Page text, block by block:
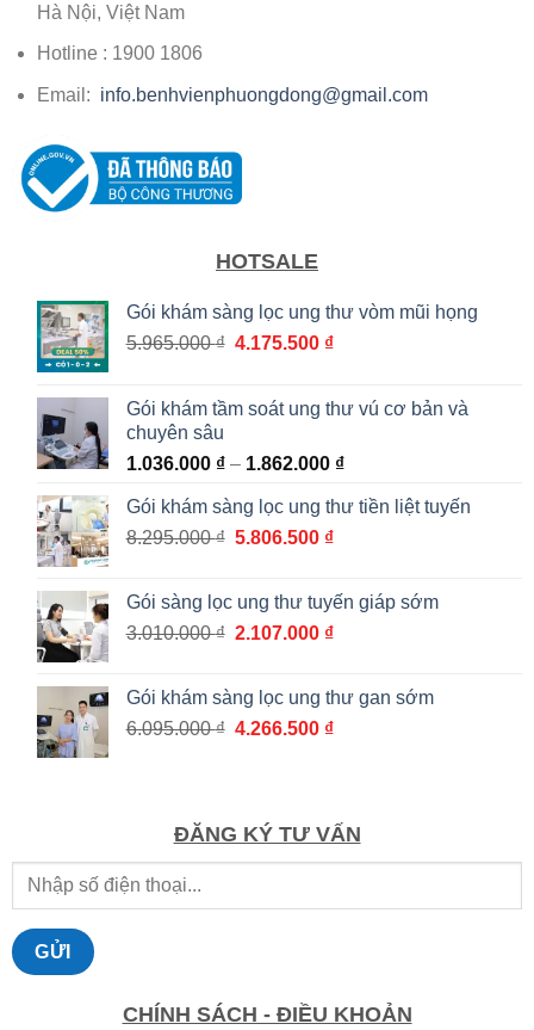
Hà Nội, Việt Nam
Hotline : 1900 1806
Email: info.benhvienphuongdong@gmail.com
HOTSALE
Gói khám sàng lọc ung thư vòm mũi họng
5.965.000₫ Giá
5.965.000 ₫.
4.175.500 ₫Giá
là:
Gói khám tầm soát ung thư vú cơ bản và
chuyên sâu
1.036.000 ₫ – 1.862.000 ₫Khoảng
từ
Gói khám sàng lọc ung thư tiền liệt tuyến
8.295.000₫ Giá
8.295.000 ₫.
5.806.500 ₫Giá
là:
5.806.500 ₫.
Gói sàng lọc ung thư tuyến giáp sớm
3.010.000₫ Giá
3.010.000 ₫.
2.107.000 ₫Giá
là:
2.107.000 ₫.
Gói khám sàng lọc ung thư gan sớm
6.095.000₫ Giá
4.266.500 ₫Giá
4.266.500 ₫.
CHÍNH SÁCH - ĐIỀU KHOẢN
ĐĂNG KÝ TƯ VẤN